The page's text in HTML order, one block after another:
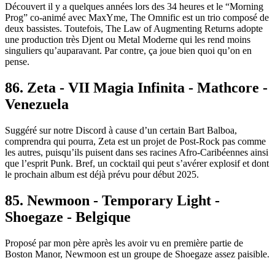
Découvert il y a quelques années lors des 34 heures et le “Morning
Prog” co-animé avec MaxYme, The Omnific est un trio composé de
deux bassistes. Toutefois, The Law of Augmenting Returns adopte
une production très Djent ou Metal Moderne qui les rend moins
singuliers qu’auparavant. Par contre, ça joue bien quoi qu’on en
pense.
86. Zeta - VII Magia Infinita - Mathcore -
Venezuela
Suggéré sur notre Discord à cause d’un certain Bart Balboa,
comprendra qui pourra, Zeta est un projet de Post-Rock pas comme
les autres, puisqu’ils puisent dans ses racines Afro-Caribéennes ainsi
que l’esprit Punk. Bref, un cocktail qui peut s’avérer explosif et dont
le prochain album est déjà prévu pour début 2025.
85. Newmoon - Temporary Light -
Shoegaze - Belgique
Proposé par mon père après les avoir vu en première partie de
Boston Manor, Newmoon est un groupe de Shoegaze assez paisible.